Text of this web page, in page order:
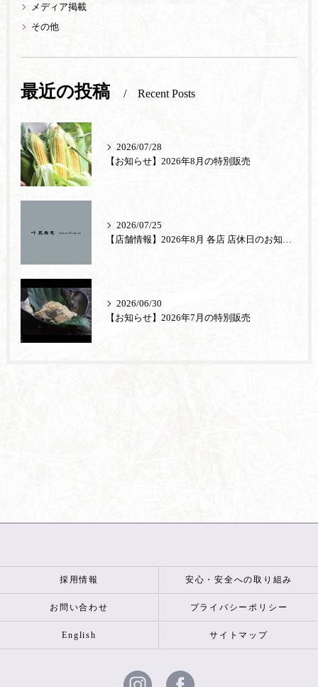
メディア掲載
その他
最近の投稿 Recent Posts
2026/07/28
【お知らせ】2026年8月の特別販売
2026/07/25
2026/06/30
【お知らせ】2026年7月の特別販売
採用情報 安心・安全への取り組み
お問い合わせ プライバシーポリシー
English サイトマップ